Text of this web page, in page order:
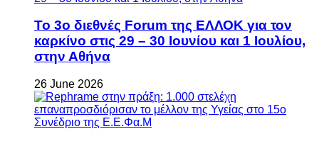
Το 3ο διεθνές Forum της ΕΛΛΟΚ για τον
καρκίνο στις 29 – 30 Ιουνίου και 1 Ιουλίου,
στην Αθήνα
26 June 2026